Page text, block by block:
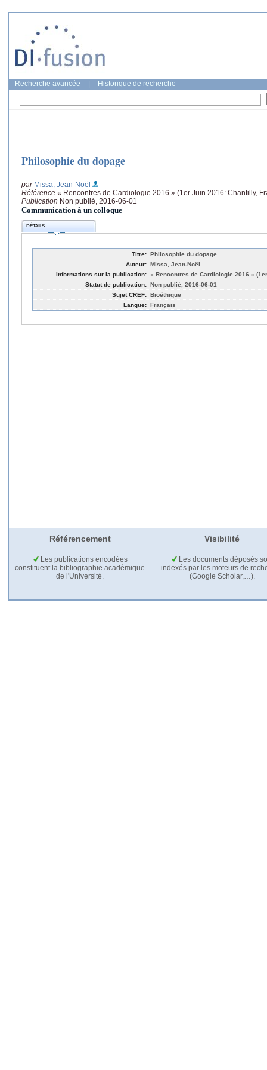
Recherche avancée Historique de recherche
Philosophie du dopage
par Missa, Jean-Noël
Référence « Rencontres de Cardiologie 2016 » (1er Juin 2016: Chantilly,
Publication Non publié, 2016-06-01
Communication à un colloque
DÉTAILS
Titre: Philosophie du dopage
Auteur: Missa, Jean-Noël
Informations sur la publication: « Rencontres de Cardiologie 2016 »
Statut de publication: Non publié, 2016-06-01
Sujet CREF: Bioéthique
Langue: Français
Référencement Visibilité
Les publications encodées
constituent la bibliographie académique
de l'Université.
Les documents déposés
indexés par les moteurs de
(Google Scholar,…).